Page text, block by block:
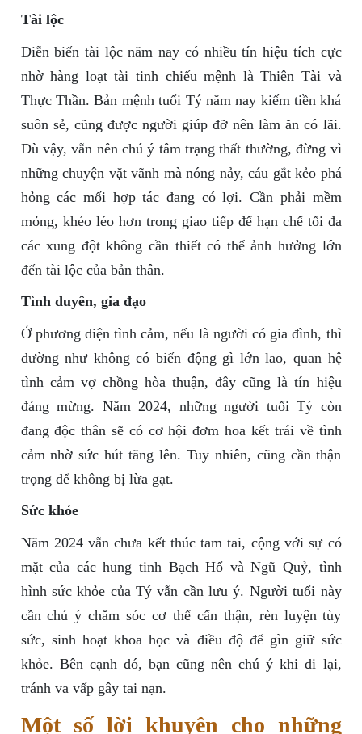
Tài lộc
Diễn biến tài lộc năm nay có nhiều tín hiệu tích cực
nhờ hàng loạt tài tinh chiếu mệnh là Thiên Tài và
Thực Thần. Bản mệnh tuổi Tý năm nay kiếm tiền khá
suôn sẻ, cũng được người giúp đỡ nên làm ăn có lãi.
Dù vậy, vẫn nên chú ý tâm trạng thất thường, đừng vì
những chuyện vặt vãnh mà nóng nảy, cáu gắt kẻo phá
hỏng các mối hợp tác đang có lợi. Cần phải mềm
mỏng, khéo léo hơn trong giao tiếp để hạn chế tối đa
các xung đột không cần thiết có thể ảnh hưởng lớn
đến tài lộc của bản thân.
Tình duyên, gia đạo
Ở phương diện tình cảm, nếu là người có gia đình, thì
dường như không có biến động gì lớn lao, quan hệ
tình cảm vợ chồng hòa thuận, đây cũng là tín hiệu
đáng mừng. Năm 2024, những người tuổi Tý còn
đang độc thân sẽ có cơ hội đơm hoa kết trái về tình
cảm nhờ sức hút tăng lên. Tuy nhiên, cũng cần thận
trọng để không bị lừa gạt.
Sức khỏe
Năm 2024 vẫn chưa kết thúc tam tai, cộng với sự có
mặt của các hung tinh Bạch Hổ và Ngũ Quỷ, tình
hình sức khỏe của Tý vẫn cần lưu ý. Người tuổi này
cần chú ý chăm sóc cơ thể cẩn thận, rèn luyện tùy
sức, sinh hoạt khoa học và điều độ để gìn giữ sức
khỏe. Bên cạnh đó, bạn cũng nên chú ý khi đi lại,
tránh va vấp gây tai nạn.
Một số lời khuyên cho những